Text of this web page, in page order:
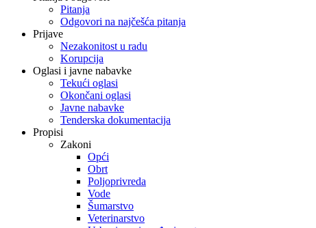
Pitanja
Odgovori na najčešća pitanja
Prijave
Nezakonitost u radu
Korupcija
Oglasi i javne nabavke
Tekući oglasi
Okončani oglasi
Javne nabavke
Tenderska dokumentacija
Propisi
Zakoni
Opći
Obrt
Poljoprivreda
Vode
Šumarstvo
Veterinarstvo